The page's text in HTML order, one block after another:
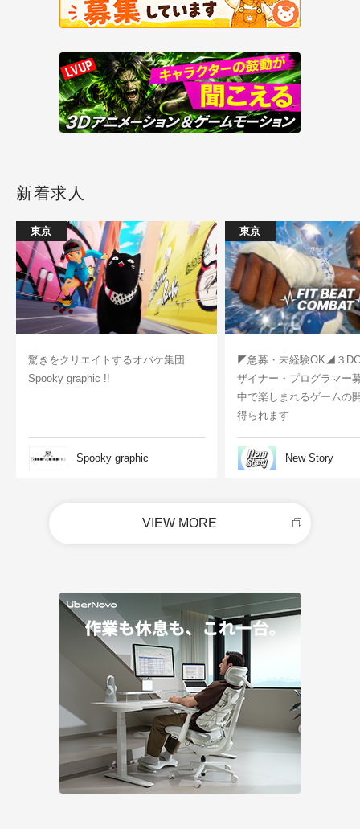
新着求人
東京
驚きをクリエイトするオバケ集団
Spooky graphic !!
Spooky graphic
東京
◤急募・未経験OK◢３
ザイナー・プログラマー
中で楽しまれるゲームの
得られます
New Story
VIEW MORE